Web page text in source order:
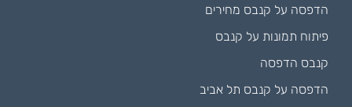
הדפסה על קנבס מחירים
פיתוח תמונות על קנבס
קנבס הדפסה
הדפסה על קנבס תל אביב